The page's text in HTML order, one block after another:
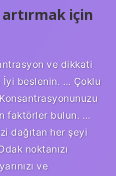
için
ve dikkati
İyi beslenin. … Çoklu
faktörler bulun. …
dağıtan her şeyi
noktanızı
ve